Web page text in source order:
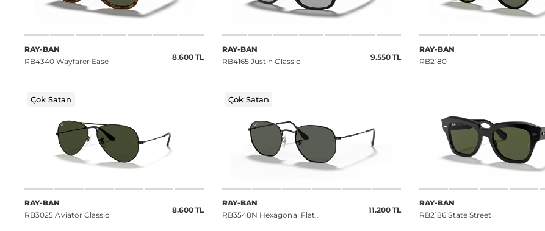
RAY-BAN
RB4340 Wayfarer Ease
8.600 TL
RAY-BAN
RB4165 Justin Classic
9.550 TL
RAY-BAN
RB2180
Çok Satan
RAY-BAN
RB3025 Aviator Classic
8.600 TL
Çok Satan
RAY-BAN
RB3548N Hexagonal Flat
11.200 TL
RAY-BAN
RB2186 State Street